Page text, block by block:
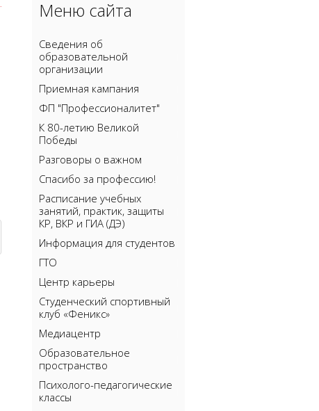
Меню сайта
Сведения об
образовательной
организации
Приемная кампания
ФП "Профессионалитет"
К 80-летию Великой
Победы
Разговоры о важном
Спасибо за профессию!
Расписание учебных
занятий, практик, защиты
КР, ВКР и ГИА (ДЭ)
Информация для студентов
ГТО
Центр карьеры
Cтуденческий спортивный
клуб «Феникс»
Медиацентр
Образовательное
пространство
Психолого-педагогические
классы